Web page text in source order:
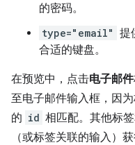
的密码。
type="email" 提
合适的键盘。
在预览中，点击电子邮件
至电子邮件输入框，因
的 id 相匹配。其他标
（或标签关联的输入）